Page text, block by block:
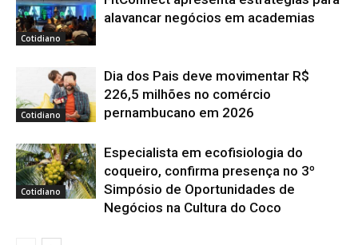
Cotidiano
alavancar negócios em academias
Cotidiano
Dia dos Pais deve movimentar R$
226,5 milhões no comércio
pernambucano em 2026
Cotidiano
Especialista em ecofisiologia do
coqueiro, confirma presença no 3º
Simpósio de Oportunidades de
Negócios na Cultura do Coco